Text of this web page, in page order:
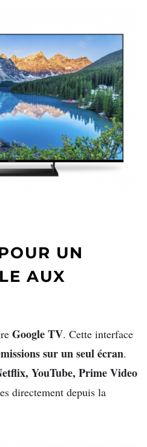
UN
AUX
Google TV. Cette interface
sur un seul écran.
YouTube, Prime Video
directement depuis la